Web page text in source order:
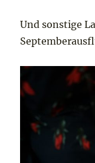
Und sonstige